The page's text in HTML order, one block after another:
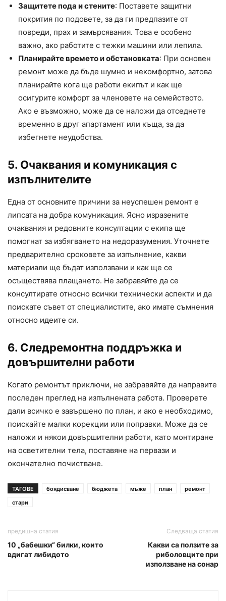
Защитете пода и стените: Поставете защитни
покрития по подовете, за да ги предпазите от
повреди, прах и замърсявания. Това е особено
важно, ако работите с тежки машини или лепила.
Планирайте времето и обстановката: При основен
ремонт може да бъде шумно и некомфортно, затова
планирайте кога ще работи екипът и как ще
осигурите комфорт за членовете на семейството.
Ако е възможно, може да се наложи да отседнете
временно в друг апартамент или къща, за да
избегнете неудобства.
5. Очаквания и комуникация с
изпълнителите
Една от основните причини за неуспешен ремонт е
липсата на добра комуникация. Ясно изразените
очаквания и редовните консултации с екипа ще
помогнат за избягването на недоразумения. Уточнете
предварително сроковете за изпълнение, какви
материали ще бъдат използвани и как ще се
осъществява плащането. Не забравяйте да се
консултирате относно всички технически аспекти и да
поискате съвет от специалистите, ако имате съмнения
относно идеите си.
6. Следремонтна поддръжка и
довършителни работи
Когато ремонтът приключи, не забравяйте да направите
последен преглед на изпълнената работа. Проверете
дали всичко е завършено по план, и ако е необходимо,
поискайте малки корекции или поправки. Може да се
наложи и някои довършителни работи, като монтиране
на осветителни тела, поставяне на первази и
окончателно почистване.
ТАГОВЕ боядисване бюджета мъже план
ремонт
стари
предишна статия
10 „бабешки“ билки, които
вдигат либидото
Следваща статия
Какви са ползите за
риболовците при
използване на сонар